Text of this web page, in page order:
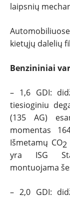
laipsnių
kietųjų dalelių
Benzininiai
– 1,6 GDI:
tiesioginiu
(135 AG)
momentas
Išmetamų CO2
yra ISG
montuojama
– 2,0 GDI: